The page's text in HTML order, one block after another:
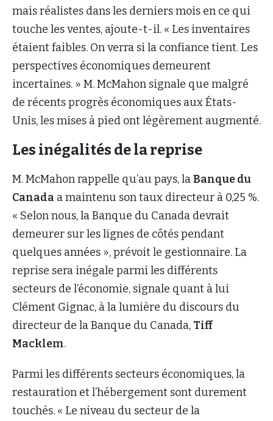
mais réalistes dans les derniers mois en ce qui
touche les ventes, ajoute-t-il. « Les inventaires
étaient faibles. On verra si la confiance tient. Les
perspectives économiques demeurent
incertaines. » M. McMahon signale que malgré
de récents progrès économiques aux États-
Unis, les mises à pied ont légèrement augmenté.
Les inégalités de la reprise
M. McMahon rappelle qu’au pays, laBanque du
Canada a maintenu son taux directeur à 0,25 %.
« Selon nous, la Banque du Canada devrait
demeurer sur les lignes de côtés pendant
quelques années », prévoit le gestionnaire. La
reprise sera inégale parmi les différents
secteurs de l’économie, signale quant à lui
Clément Gignac, à la lumière du discours du
directeur de la Banque du Canada, Tiff
Macklem.
Parmi les différents secteurs économiques, la
restauration et l’hébergement sont durement
touchés. « Le niveau du secteur de la